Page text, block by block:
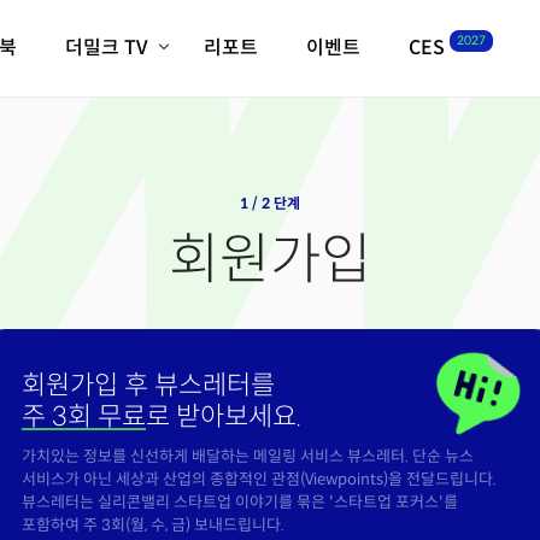
더밀크 TV
크리스의 뉴욕 시그널
밸리토크
리포트 이벤트 CES 2027
1 / 2 단계
회원가입
회원가입 후 뷰스레터를
주 3회 무료로 받아보세요.
가치있는 정보를 신선하게 배달하는 메일링 서비스 뷰스레터. 단순 뉴스
서비스가 아닌 세상과 산업의 종합적인 관점(Viewpoints)을 전달드립니다.
뷰스레터는 실리콘밸리 스타트업 이야기를 묶은 '스타트업 포커스'를
포함하여 주 3회(월, 수, 금) 보내드립니다.